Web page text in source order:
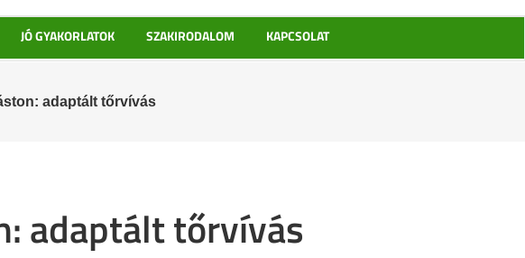
JÓ GYAKORLATOK SZAKIRODALOM KAPCSOLAT
adaptált tőrvívás
adaptált tőrvívás